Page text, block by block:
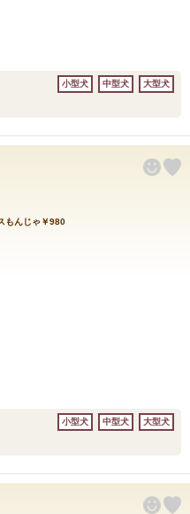
小型犬 中型犬 大型犬
もんじゃ￥980
小型犬 中型犬 大型犬